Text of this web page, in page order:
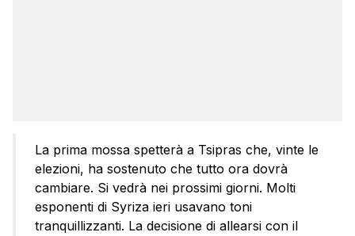
La prima mossa spetterà a Tsipras che, vinte le
elezioni, ha sostenuto che tutto ora dovrà
cambiare. Si vedrà nei prossimi giorni. Molti
esponenti di Syriza ieri usavano toni
tranquillizzanti. La decisione di allearsi con il